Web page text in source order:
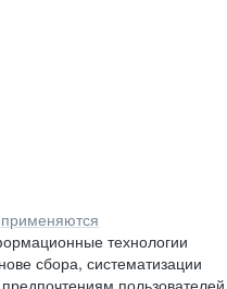
применяются
технологии
сбора, систематизации
пользователей